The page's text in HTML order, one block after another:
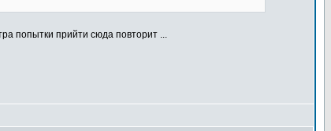
попытки прийти сюда повторит ...